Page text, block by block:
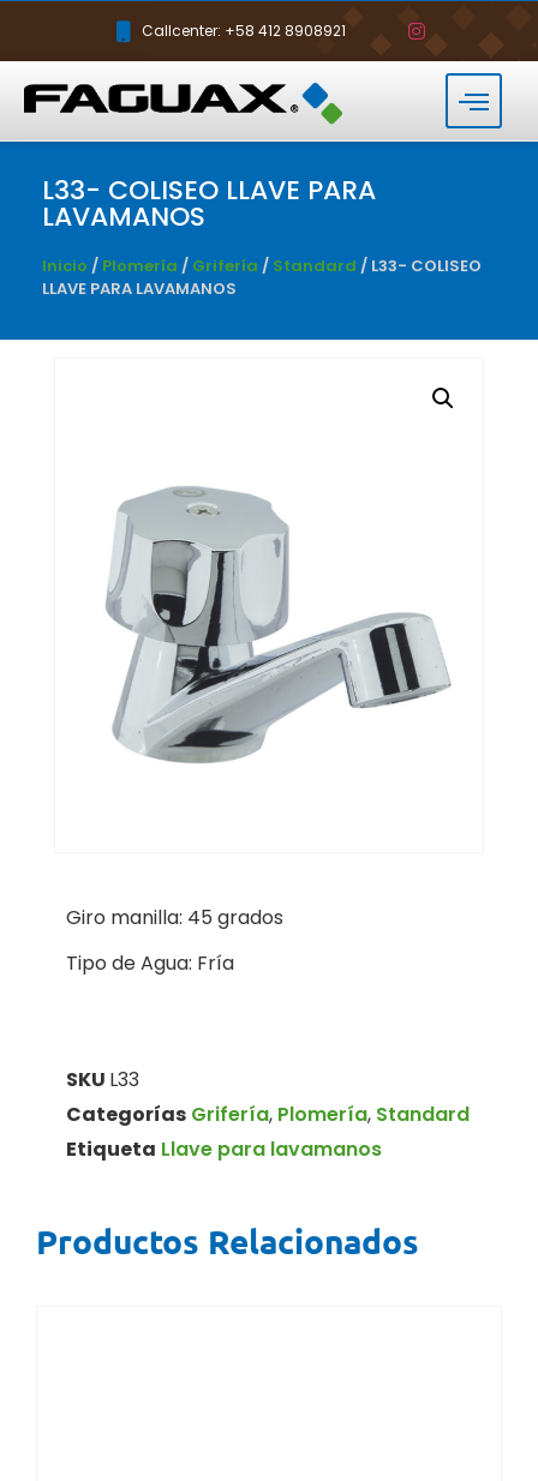
Callcenter: +58 412 8908921
L33- COLISEO LLAVE PARA
LAVAMANOS
Inicio / Plomería / Grifería / Standard / L33- COLISEO
LLAVE PARA LAVAMANOS
Giro manilla: 45 grados
Tipo de Agua: Fría
SKU L33
Categorías Grifería, Plomería, Standard
Etiqueta Llave para lavamanos
Productos Relacionados